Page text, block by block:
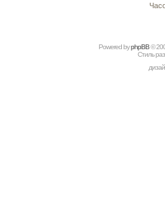
Powered byрhрBВ©
Стиль